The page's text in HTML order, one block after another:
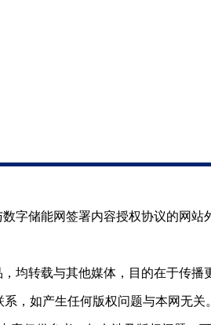
字储能网签署内容授权协议的网
均转载与其他媒体，目的在于传
，如产生任何版权问题与本网无关。